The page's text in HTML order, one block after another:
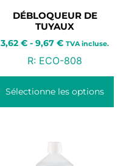
DÉBLOQUEUR DE
TUYAUX
3,62 € - 9,67 € TVA incluse.
R: ECO-808
Sélectionne les options